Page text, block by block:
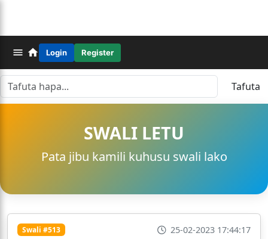
Login Register
Tafuta
SWALI LETU
Pata jibu kamili kuhusu swali lako
Swali #513 25-02-2023 17:44:17